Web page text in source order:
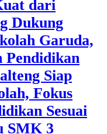
dari
Dukung
Garuda,
Pendidikan
Siap
Fokus
Sesuai
SMK 3